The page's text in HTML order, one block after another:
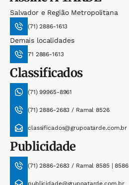
Salvador e Região Metropolitana
(71) 2886-1613
Demais localidades
71 2886-1613
Classificados
(71) 99965-8961
(71) 2886-2683 / Ramal 8526
classificados@grupoatarde.com.br
Publicidade
(71) 2886-2683 / Ramal 8585 | 8586